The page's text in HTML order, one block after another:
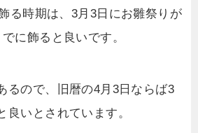
る時期は、3月3日にお雛祭りが
に飾ると良いです。
るので、旧暦の4月3日ならば3
良いとされています。